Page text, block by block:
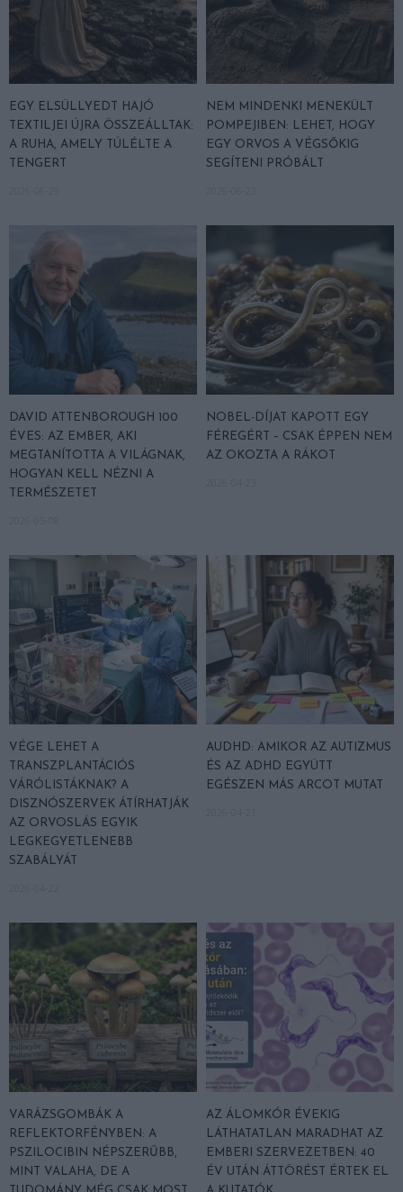
EGY ELSÜLLYEDT HAJÓ
TEXTILJEI ÚJRA ÖSSZEÁLLTAK:
A RUHA, AMELY TÚLÉLTE A
TENGERT
NEM MINDENKI MENEKÜLT
POMPEJIBEN: LEHET, HOGY
EGY ORVOS A VÉGSŐKIG
SEGÍTENI PRÓBÁLT
DAVID ATTENBOROUGH 100
ÉVES: AZ EMBER, AKI
MEGTANÍTOTTA A VILÁGNAK,
HOGYAN KELL NÉZNI A
TERMÉSZETET
NOBEL-DÍJAT KAPOTT EGY
FÉREGÉRT – CSAK ÉPPEN NEM
AZ OKOZTA A RÁKOT
VÉGE LEHET A
TRANSZPLANTÁCIÓS
VÁRÓLISTÁKNAK? A
DISZNÓSZERVEK ÁTÍRHATJÁK
AZ ORVOSLÁS EGYIK
LEGKEGYETLENEBB
SZABÁLYÁT
AUDHD: AMIKOR AZ AUTIZMUS
ÉS AZ ADHD EGYÜTT
EGÉSZEN MÁS ARCOT MUTAT
VARÁZSGOMBÁK A
REFLEKTORFÉNYBEN: A
PSZILOCIBIN NÉPSZERŰBB,
MINT VALAHA, DE A
AZ ÁLOMKÓR ÉVEKIG
LÁTHATATLAN MARADHAT AZ
EMBERI SZERVEZETBEN: 40
ÉV UTÁN ÁTTÖRÉST ÉRTEK EL